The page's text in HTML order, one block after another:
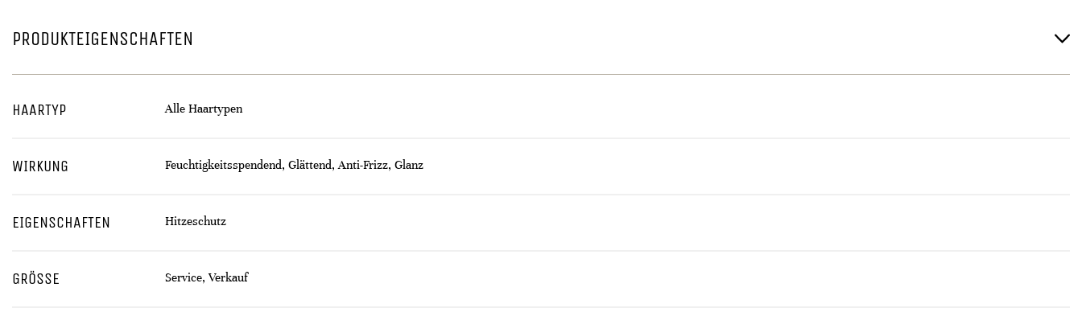
PRODUKTEIGENSCHAFTEN
HAARTYP Alle Haartypen
WIRKUNG Feuchtigkeitsspendend, Glättend, Anti-Frizz, Glanz
EIGENSCHAFTEN Hitzeschutz
GRÖSSE Service, Verkauf